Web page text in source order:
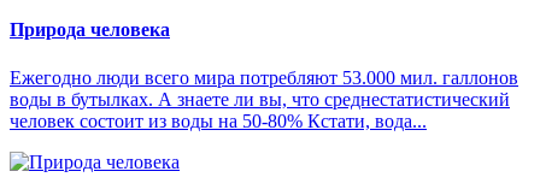
Природа человека
Ежегодно люди всего мира потребляют 53.000 мил. галлонов
воды в бутылках. А знаете ли вы, что среднестатистический
человек состоит из воды на 50-80% Кстати, вода...